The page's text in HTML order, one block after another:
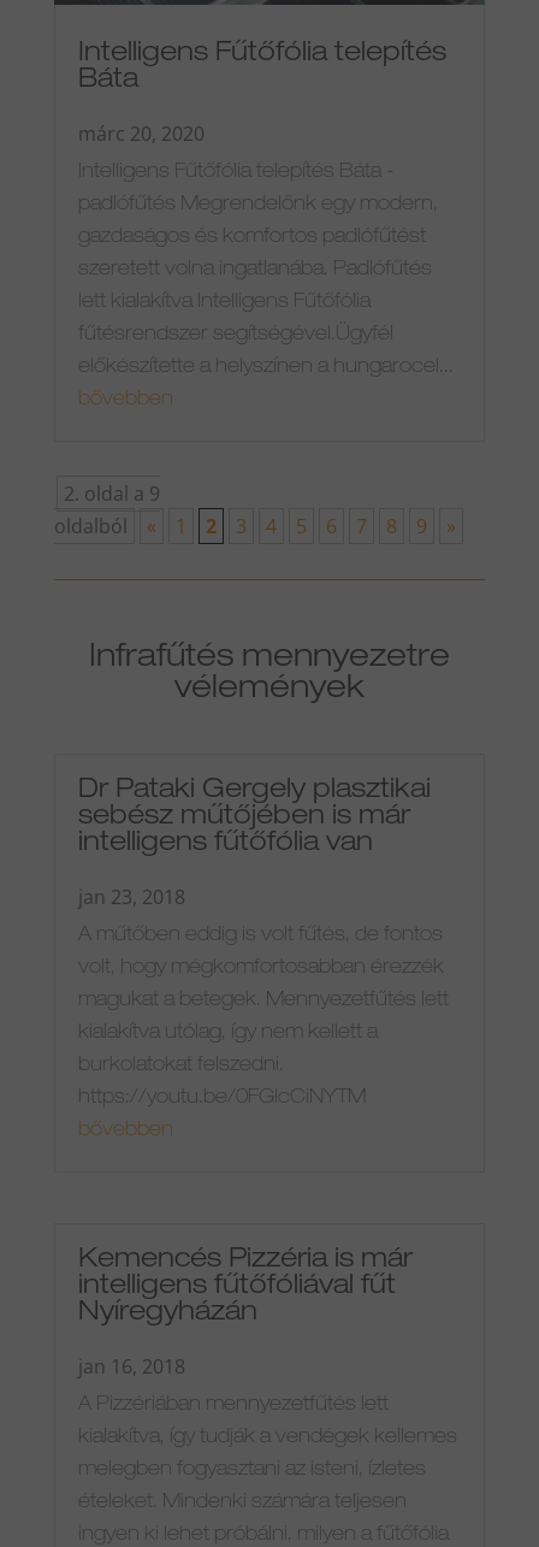
Intelligens Fűtőfólia telepítés
Báta
márc 20, 2020
Intelligens Fűtőfólia telepítés Báta -
padlófűtés Megrendelőnk egy modern,
gazdaságos és komfortos padlófűtést
szeretett volna ingatlanába. Padlófűtés
lett kialakítva Intelligens Fűtőfólia
fűtésrendszer segítségével.Ügyfél
előkészítette a helyszínen a hungarocel...
bővebben
2. oldal a 9
oldalból
« 1 2 3 4 5 6 7 8 9 »
Infrafűtés mennyezetre
vélemények
Dr Pataki Gergely plasztikai
sebész műtőjében is már
intelligens fűtőfólia van
jan 23, 2018
A műtőben eddig is volt fűtés, de fontos
volt, hogy mégkomfortosabban érezzék
magukat a betegek. Mennyezetfűtés lett
kialakítva utólag, így nem kellett a
burkolatokat felszedni.
https://youtu.be/0FGIcCiNYTM
bővebben
Kemencés Pizzéria is már
intelligens fűtőfóliával fűt
Nyíregyházán
jan 16, 2018
A Pizzériában mennyezetfűtés lett
kialakítva, így tudják a vendégek kellemes
melegben fogyasztani az isteni, ízletes
ételeket. Mindenki számára teljesen
ingyen ki lehet próbálni, milyen a fűtőfólia